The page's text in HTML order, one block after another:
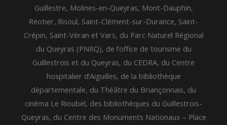
Guillestre, Molines-en-Queyras, Mont-Dauphin,
Réotier, Risoul, Saint-Clément-sur-Durance, Saint-
Crépin, Saint-Véran et Vars, du Parc Naturel Régional
du Queyras (PNRQ), de l’office de tourisme du
Guillestrois et du Queyras, du CEDRA, du Centre
hospitalier d’Aiguilles, de la bibliothèque
départementale, du Théâtre du Briançonnais, du
cinéma Le Rioubel, des bibliothèques du Guillestrois-
Queyras, du Centre des Monuments Nationaux – Place